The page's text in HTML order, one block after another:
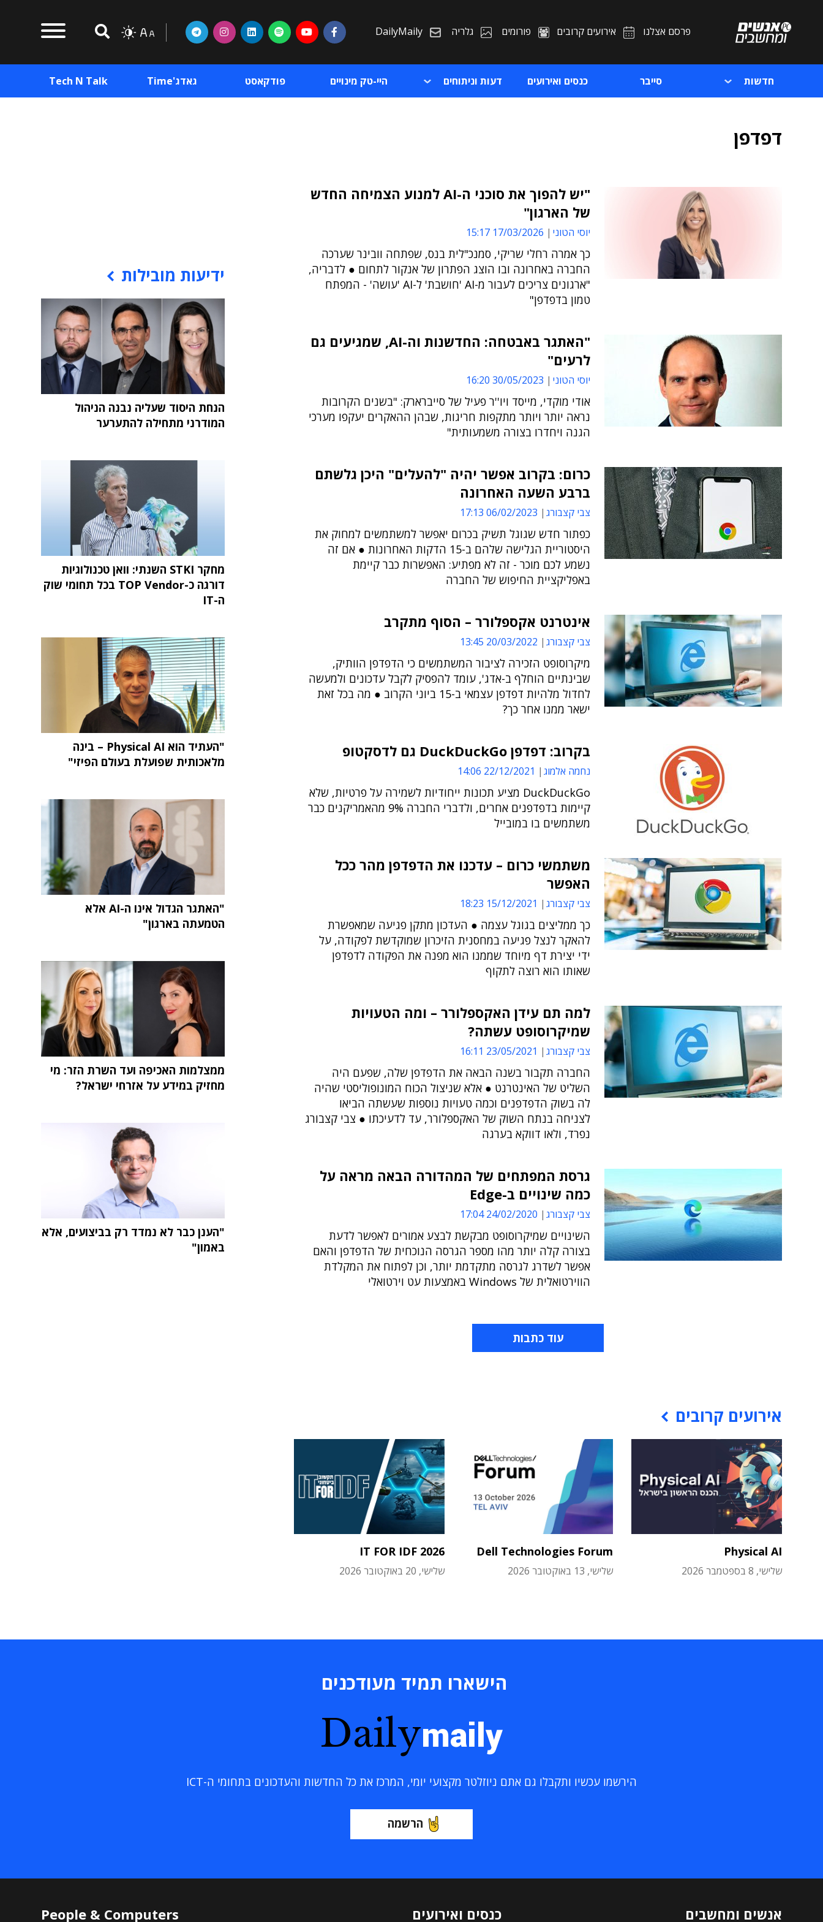
פרסם אצלנו אירועים קרובים פורומים גלריה DailyMaily
חדשות סייבר כנסים ואירועים דעות וניתוחים היי-טק מינויים פודקאסט גאדג'Time Tech N Talk
דפדפן
"יש להפוך את סוכני ה-AI למנוע הצמיחה החדש
של הארגון"
יוסי הטוני 17/03/2026 15:17
כך אמרה רחלי שריקי, סמנכ"לית בנס, שפתחה וובינר שערכה
החברה באחרונה ובו הוצג הפתרון של אנקור לתחום ● לדבריה,
"ארגונים צריכים לעבור מ-AI 'חושבת' ל-AI 'עושה' - המפתח
טמון בדפדפן"
"האתגר באבטחה: החדשנות וה-AI, שמגיעים גם
לרעים"
יוסי הטוני 30/05/2023 16:20
אודי מוקדי, מייסד ויו''ר פעיל של סייברארק: "בשנים הקרובות
נראה יותר ויותר מתקפות חריגות, שבהן ההאקרים יעקפו מערכי
הגנה ויחדרו בצורה משמעותית"
כרום: בקרוב אפשר יהיה "להעלים" היכן גלשתם
ברבע השעה האחרונה
צבי קצבורג 06/02/2023 17:13
כפתור חדש שגוגל תשיק בכרום יאפשר למשתמשים למחוק את
היסטוריית הגלישה שלהם ב-15 הדקות האחרונות ● אם זה
נשמע לכם מוכר - זה לא מפתיע: האפשרות כבר קיימת
באפליקציית החיפוש של החברה
אינטרנט אקספלורר – הסוף מתקרב
צבי קצבורג 20/03/2022 13:45
מיקרוסופט הזכירה לציבור המשתמשים כי הדפדפן הוותיק,
שבינתיים הוחלף ב-אדג', עומד להפסיק לקבל עדכונים ולמעשה
לחדול מלהיות דפדפן עצמאי ב-15 ביוני הקרוב ● מה בכל זאת
ישאר ממנו אחר כך?
בקרוב: דפדפן DuckDuckGo גם לדסקטופ
נחמה אלמוג 22/12/2021 14:06
DuckDuckGo מציע תכונות ייחודיות לשמירה על פרטיות, שלא
קיימות בדפדפנים אחרים, ולדברי החברה 9% מהאמריקנים כבר
משתמשים בו במובייל
משתמשי כרום – עדכנו את הדפדפן מהר ככל
האפשר
צבי קצבורג 15/12/2021 18:23
כך ממליצים בגוגל עצמה ● העדכון מתקן פגיעה שמאפשרת
להאקר לנצל פגיעה במחסנית הזיכרון שמוקדשת לפקודה, על
ידי יצירת דף מיוחד שממנו הוא מפנה את הפקודה לדפדפן
שאותו הוא רוצה לתקוף
למה תם עידן האקספלורר – ומה הטעויות
שמיקרוסופט עשתה?
צבי קצבורג 23/05/2021 16:11
החברה תקבור בשנה הבאה את הדפדפן שלה, שפעם היה
השליט של האינטרנט ● אלא שניצול הכוח המונופוליסטי שהיה
לה בשוק הדפדפנים וכמה טעויות נוספות שעשתה הביאו
לצניחה בנתח השוק של האקספלורר, עד לדעיכתו ● צבי קצבורג
נפרד, ולאו דווקא בערגה
גרסת המפתחים של המהדורה הבאה מראה על
כמה שינויים ב-Edge
צבי קצבורג 24/02/2020 17:04
השינויים שמיקרוסופט מבקשת לבצע אמורים לאפשר לדעת
בצורה קלה יותר מהו מספר הגרסה הנוכחית של הדפדפן והאם
אפשר לשדרג לגרסה מתקדמת יותר, וכן לפתוח את המקלדת
הווירטואלית של Windows באמצעות עט וירטואלי
עוד כתבות
אירועים קרובים
Physical AI
שלישי, 8 בספטמבר 2026
Dell Technologies Forum
שלישי, 13 באוקטובר 2026
IT FOR IDF 2026
שלישי, 20 באוקטובר 2026
ידיעות מובילות
הנחת היסוד שעליה נבנה הניהול
המודרני מתחילה להתערער
מחקר STKI השנתי: וואן טכנולוגיות
דורגה כ-TOP Vendor בכל תחומי שוק
ה-IT
"העתיד הוא Physical AI – בינה
מלאכותית שפועלת בעולם הפיזי"
"האתגר הגדול אינו ה-AI אלא
הטמעתה בארגון"
ממצלמות האכיפה ועד השרת הזר: מי
מחזיק במידע על אזרחי ישראל?
"הענן כבר לא נמדד רק בביצועים, אלא
באמון"
הישארו תמיד מעודכנים
Dailymaily
הירשמו עכשיו ותקבלו גם אתם ניוזלטר מקצועי יומי, המרכז את כל החדשות והעדכונים בתחומי ה-ICT
הרשמה
אנשים ומחשבים כנסים ואירועים People & Computers